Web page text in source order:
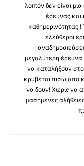
λοιπόν δεν είναι
έρευνας και
καθημερινότητας
ελεύθεροι
μεγαλύτερη έρευνα
να καταλήξουν στο
κρυβεται πισω απο
να δουν! Χωρίς να
μασημενες